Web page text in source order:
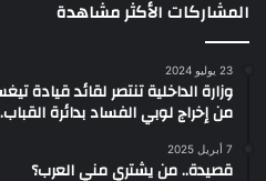
المشاركات الأكثر مشاهدة
23 يوليو 2024
وزارة الداخلية تنتصر لقائد قيادة
من إخراج لوبي الفساد بدائرة
7 أبريل 2025
قصيدة.. من يشتري مني العرب؟